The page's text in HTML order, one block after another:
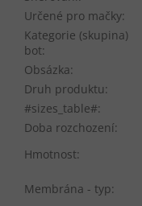
Určené pro mačky:
Kategorie (skupina)
bot:
Obsázka:
Druh produktu:
#sizes_table#:
Doba rozchození:
Hmotnost:
Membrána - typ: